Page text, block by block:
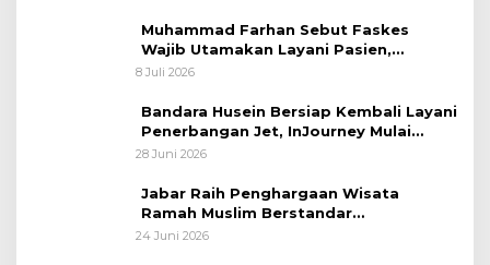
Muhammad Farhan Sebut Faskes
Wajib Utamakan Layani Pasien,
Penolakan akan Berujung Sanksi Tegas
8 Juli 2026
Bandara Husein Bersiap Kembali Layani
Penerbangan Jet, InJourney Mulai
Tahap Optimalisasi
28 Juni 2026
Jabar Raih Penghargaan Wisata
Ramah Muslim Berstandar
Internasional
24 Juni 2026